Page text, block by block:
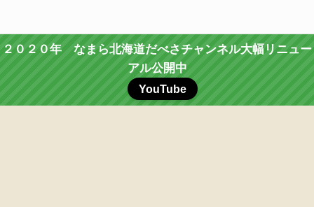
２０２０年 なまら北海道だべさチャンネル大幅リニュー
アル公開中
YouTube